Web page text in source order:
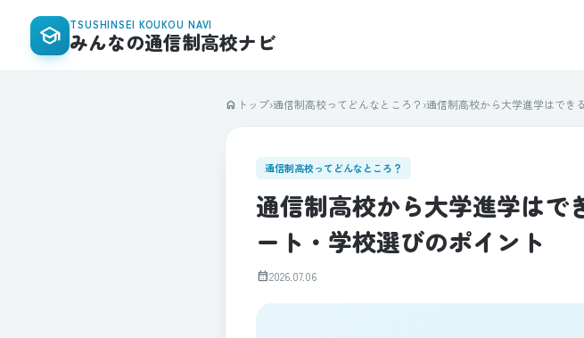
school TSUSHINSEI KOUKOU NAVI
みんなの通信制高校ナビ
home トップ›通信制高校ってどんなところ？ ›通信制高校から大学進学はでき
通信制高校ってどんなところ？
通信制高校から大学進学はで
ート・学校選びのポイント
calendar_month2026.07.06